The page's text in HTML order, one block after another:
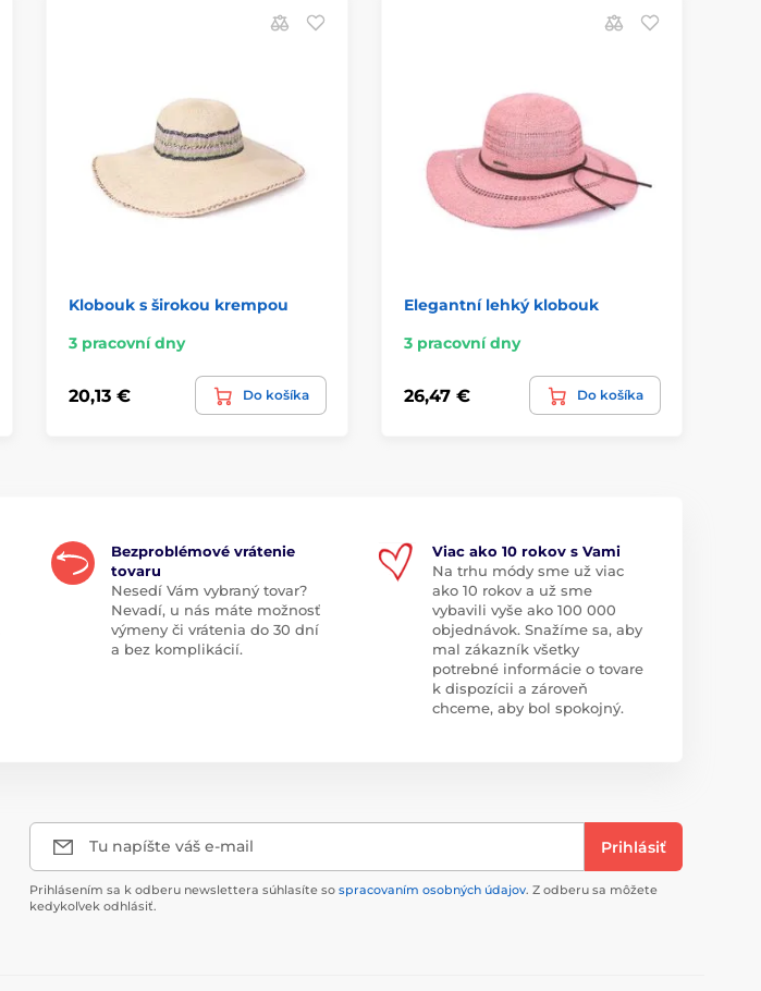
Klobouk s širokou krempou
3 pracovní dny
20,13 € Do košíka
Elegantní lehký klobouk
3 pracovní dny
26,47 € Do košíka
Bezproblémové vrátenie
tovaru
Nesedí Vám vybraný tovar?
Nevadí, u nás máte možnosť
výmeny či vrátenia do 30 dní
a bez komplikácií.
Viac ako 10 rokov s Vami
Na trhu módy sme už viac
ako 10 rokov a už sme
vybavili vyše ako 100 000
objednávok. Snažíme sa, aby
mal zákazník všetky
potrebné informácie o tovare
k dispozícii a zároveň
chceme, aby bol spokojný.
Tu napíšte váš e-mail Prihlásiť
Prihlásením sa k odberu newslettera súhlasíte so spracovaním osobných údajov. Z odberu sa môžete
kedykoľvek odhlásiť.